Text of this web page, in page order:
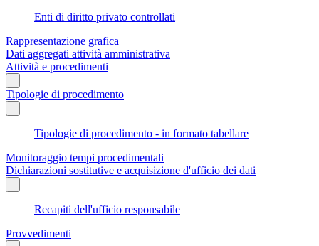
Enti di diritto privato controllati
Rappresentazione grafica
Dati aggregati attività amministrativa
Attività e procedimenti
Tipologie di procedimento
Tipologie di procedimento - in formato tabellare
Monitoraggio tempi procedimentali
Dichiarazioni sostitutive e acquisizione d'ufficio dei dati
Recapiti dell'ufficio responsabile
Provvedimenti